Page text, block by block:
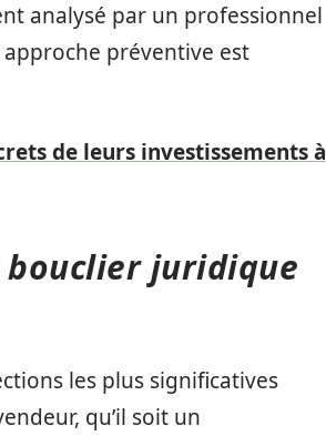
analysé par un professionnel
préventive est
de leurs investissements à
bouclier juridique
les plus significatives
qu’il soit un